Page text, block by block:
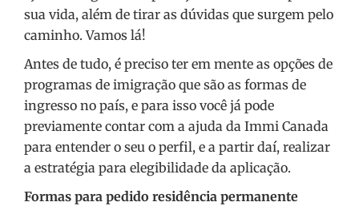
sua vida, além de tirar as dúvidas que surgem pelo
caminho. Vamos lá!
Antes de tudo, é preciso ter em mente as opções de
programas de imigração que são as formas de
ingresso no país, e para isso você já pode
previamente contar com a ajuda da Immi Canada
para entender o seu o perfil, e a partir daí, realizar
a estratégia para elegibilidade da aplicação.
Formas para pedido residência permanente